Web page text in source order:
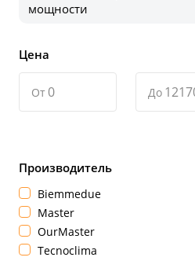
мощности
Цена
От До
Производитель
Biemmedue
Master
OurMaster
Tecnoclima